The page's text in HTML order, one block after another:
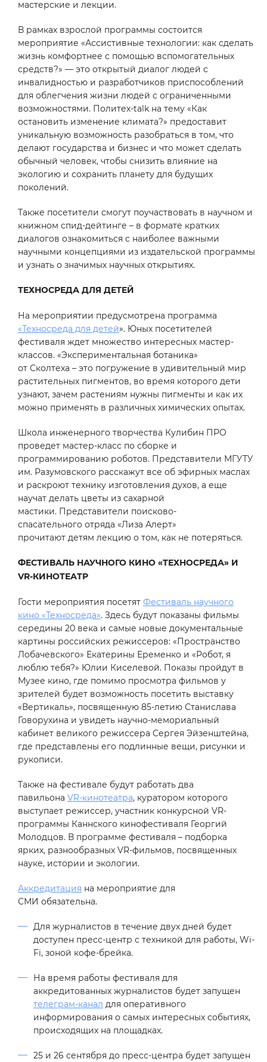
мастерские и лекции.
В рамках взрослой программы состоится
мероприятие «Ассистивные технологии: как сделать
жизнь комфортнее с помощью вспомогательных
средств?» — это открытый диалог людей с
инвалидностью и разработчиков приспособлений
для облегчения жизни людей с ограниченными
возможностями. Политех-talk на тему «Как
остановить изменение климата?» предоставит
уникальную возможность разобраться в том, что
делают государства и бизнес и что может сделать
обычный человек, чтобы снизить влияние на
экологию и сохранить планету для будущих
поколений.
Также посетители смогут поучаствовать в научном и
книжном спид-дейтинге – в формате кратких
диалогов ознакомиться с наиболее важными
научными концепциями из издательской программы
и узнать о значимых научных открытиях.
ТЕХНОСРЕДА ДЛЯ ДЕТЕЙ
На мероприятии предусмотрена программа
«Техносреда для детей». Юных посетителей
фестиваля ждет множество интересных мастер-
классов. «Экспериментальная ботаника»
от Сколтеха – это погружение в удивительный мир
растительных пигментов, во время которого дети
узнают, зачем растениям нужны пигменты и как их
можно применять в различных химических опытах.
Школа инженерного творчества Кулибин ПРО
проведет мастер-класс по сборке и
программированию роботов. Представители МГУТУ
им. Разумовского расскажут все об эфирных маслах
и раскроют технику изготовления духов, а еще
научат делать цветы из сахарной
мастики. Представители поисково-
спасательного отряда «Лиза Алерт»
прочитают детям лекцию о том, как не потеряться.
ФЕСТИВАЛЬ НАУЧНОГО КИНО «ТЕХНОСРЕДА» И
VR-КИНОТЕАТР
Гости мероприятия посетят Фестиваль научного
кино «Техносреда». Здесь будут показаны фильмы
середины 20 века и самые новые документальные
картины российских режиссеров: «Пространство
Лобачевского» Екатерины Еременко и «Робот, я
люблю тебя?» Юлии Киселевой. Показы пройдут в
Музее кино, где помимо просмотра фильмов у
зрителей будет возможность посетить выставку
«Вертикаль», посвященную 85-летию Станислава
Говорухина и увидеть научно-мемориальный
кабинет великого режиссера Сергея Эйзенштейна,
где представлены его подлинные вещи, рисунки и
рукописи.
Также на фестивале будут работать два
павильона VR-кинотеатра, куратором которого
выступает режиссер, участник конкурсной VR-
программы Каннского кинофестиваля Георгий
Молодцов. В программе фестиваля – подборка
ярких, разнообразных VR-фильмов, посвященных
науке, истории и экологии.
Аккредитация на мероприятие для
СМИ обязательна.
Для журналистов в течение двух дней будет
доступен пресс-центр с техникой для работы, Wi-
Fi, зоной кофе-брейка.
На время работы фестиваля для
аккредитованных журналистов будет запущен
телеграм-канал для оперативного
информирования о самых интересных событиях,
происходящих на площадках.
25 и 26 сентября до пресс-центра будет запущен